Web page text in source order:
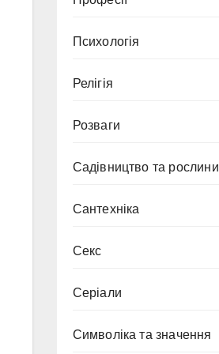
Психологія
Релігія
Розваги
Садівництво та рослини
Сантехніка
Секс
Серіали
Символіка та значення